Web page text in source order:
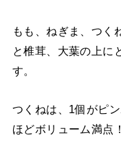
もも、ねぎま、つく
と椎茸、大葉の上に
す。
つくねは、1個がピ
ほどボリューム満点！